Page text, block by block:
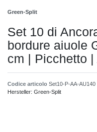
Green-Split
Set 10 di
bordure aiuole
cm | Picchetto
Codice articolo Set10-P-AA-AU140
Hersteller: Green-Split